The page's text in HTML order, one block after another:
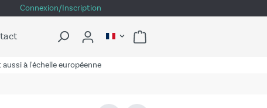
Connexion/Inscription
à l'échelle européenne